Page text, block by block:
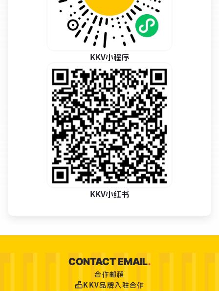
KKV小程序
KKV小红书
CONTACT EMAIL.
合作邮箱
KKV品牌入驻合作